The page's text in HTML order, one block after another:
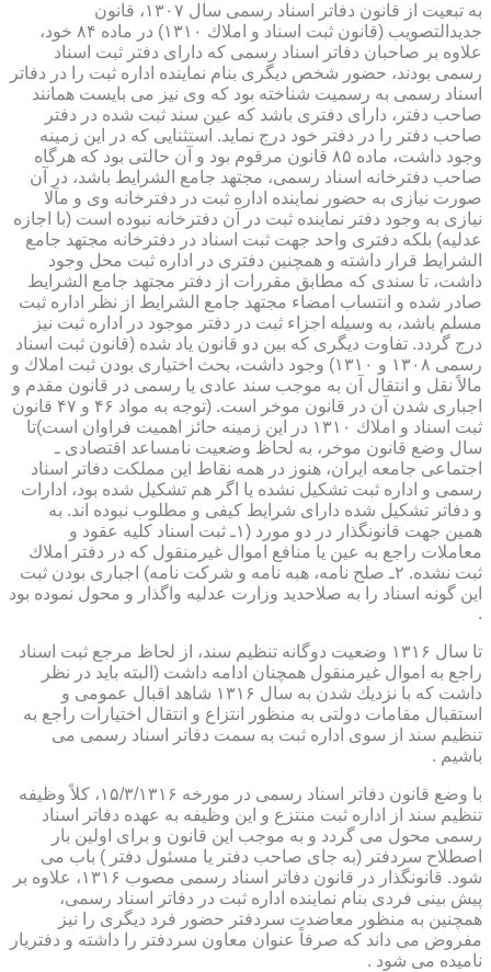
به تبعیت از قانون دفاتر اسناد رسمی سال ۱۳۰۷، قانون
جدیدالتصویب (قانون ثبت اسناد و املاك ۱۳۱۰) در ماده ۸۴ خود،
علاوه بر صاحبان دفاتر اسناد رسمی كه دارای دفتر ثبت اسناد
رسمی بودند، حضور شخص دیگری بنام نماینده اداره ثبت را در دفاتر
اسناد رسمی به رسمیت شناخته بود كه وی نیز می بایست همانند
صاحب دفتر، دارای دفتری باشد كه عین سند ثبت شده در دفتر
صاحب دفتر را در دفتر خود درج نماید. استثنایی كه در این زمینه
وجود داشت، ماده ۸۵ قانون مرقوم بود و آن حالتی بود كه هرگاه
صاحب دفترخانه اسناد رسمی، مجتهد جامع الشرایط باشد، در آن
صورت نیازی به حضور نماینده اداره ثبت در دفترخانه وی و مآلا
نیازی به وجود دفتر نماینده ثبت در آن دفترخانه نبوده است (با اجازه
عدلیه) بلكه دفتری واحد جهت ثبت اسناد در دفترخانه مجتهد جامع
الشرایط قرار داشته و همچنین دفتری در اداره ثبت محل وجود
داشت، تا سندی كه مطابق مقررات از دفتر مجتهد جامع الشرایط
صادر شده و انتساب امضاء مجتهد جامع الشرایط از نظر اداره ثبت
مسلم باشد، به وسیله اجزاء ثبت در دفتر موجود در اداره ثبت نیز
درج گردد. تفاوت دیگری كه بین دو قانون یاد شده (قانون ثبت اسناد
رسمی ۱۳۰۸ و ۱۳۱۰) وجود داشت، بحث اختیاری بودن ثبت املاك و
مالاً نقل و انتقال آن به موجب سند عادی یا رسمی در قانون مقدم و
اجباری شدن آن در قانون موخر است. (توجه به مواد ۴۶ و ۴۷ قانون
ثبت اسناد و املاك ۱۳۱۰ در این زمینه حائز اهمیت فراوان است)تا
سال وضع قانون موخر، به لحاظ وضعیت نامساعد اقتصادی ـ
اجتماعی جامعه ایران، هنوز در همه نقاط این مملكت دفاتر اسناد
رسمی و اداره ثبت تشكیل نشده یا اگر هم تشكیل شده بود، ادارات
و دفاتر تشكیل شده دارای شرایط كیفی و مطلوب نبوده اند. به
همین جهت قانونگذار در دو مورد (۱ـ ثبت اسناد كلیه عقود و
معاملات راجع به عین یا منافع اموال غیرمنقول كه در دفتر املاك
ثبت نشده. ۲ـ صلح نامه، هبه نامه و شركت نامه) اجباری بودن ثبت
این گونه اسناد را به صلاحدید وزارت عدلیه واگذار و محول نموده بود
.
تا سال ۱۳۱۶ وضعیت دوگانه تنظیم سند، از لحاظ مرجع ثبت اسناد
راجع به اموال غیرمنقول همچنان ادامه داشت (البته باید در نظر
داشت كه با نزدیك شدن به سال ۱۳۱۶ شاهد اقبال عمومی و
استقبال مقامات دولتی به منظور انتزاع و انتقال اختیارات راجع به
تنظیم سند از سوی اداره ثبت به سمت دفاتر اسناد رسمی می
باشیم .
با وضع قانون دفاتر اسناد رسمی در مورخه ۱۵/۳/۱۳۱۶، كلاً وظیفه
تنظیم سند از اداره ثبت منتزع و این وظیفه به عهده دفاتر اسناد
رسمی محول می گردد و به موجب این قانون و برای اولین بار
اصطلاح سردفتر (به جای صاحب دفتر یا مسئول دفتر ) باب می
شود. قانونگذار در قانون دفاتر اسناد رسمی مصوب ۱۳۱۶، علاوه بر
پیش بینی فردی بنام نماینده اداره ثبت در دفاتر اسناد رسمی،
همچنین به منظور معاضدت سردفتر حضور فرد دیگری را نیز
مفروض می داند كه صرفاً عنوان معاون سردفتر را داشته و دفتریار
نامیده می شود .